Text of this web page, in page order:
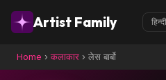
Artist Family
Home ›कलाकार › लेस बार्बो